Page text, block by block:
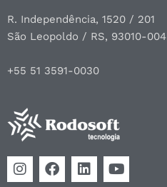
R. Independência, 1520 / 201
São Leopoldo / RS, 93010-004
+55 51 3591-0030